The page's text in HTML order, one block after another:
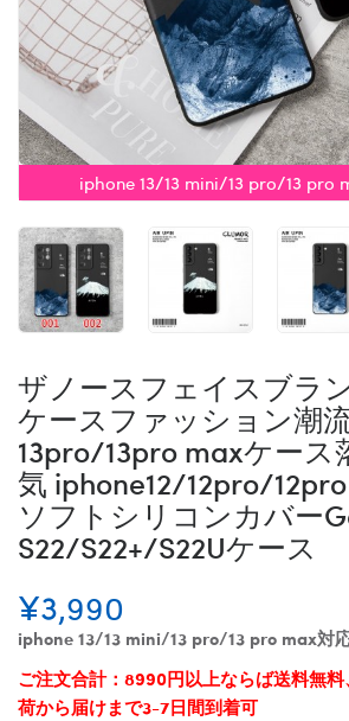
iphone 13/13 mini/13 pro/13 pro
ザノースフェイスブラ
ケースファッション潮
13pro/13pro maxケース
気 iphone12/12pro/
ソフトシリコンカバー
S22/S22+/S22Uケース
¥3,990
iphone 13/13 mini/13 pro/13 pro max対
ご注文合計：8990円以上ならば送料無料
荷から届けまで3-7日間到着可